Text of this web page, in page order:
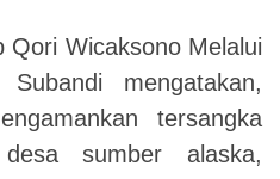
Qori Wicaksono Melalui
mengatakan,
tersangka
sumber alaska,